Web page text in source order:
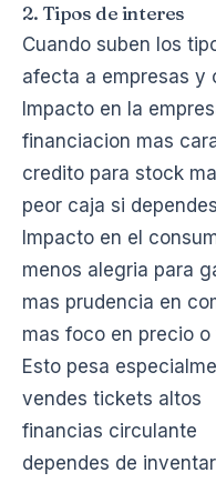
2. Tipos de interes
Cuando suben los
afecta a empresas y
Impacto en la
financiacion mas
credito para stock
peor caja si
Impacto en el
menos alegria para
mas prudencia en
mas foco en precio o
Esto pesa
vendes tickets altos
financias circulante
dependes de